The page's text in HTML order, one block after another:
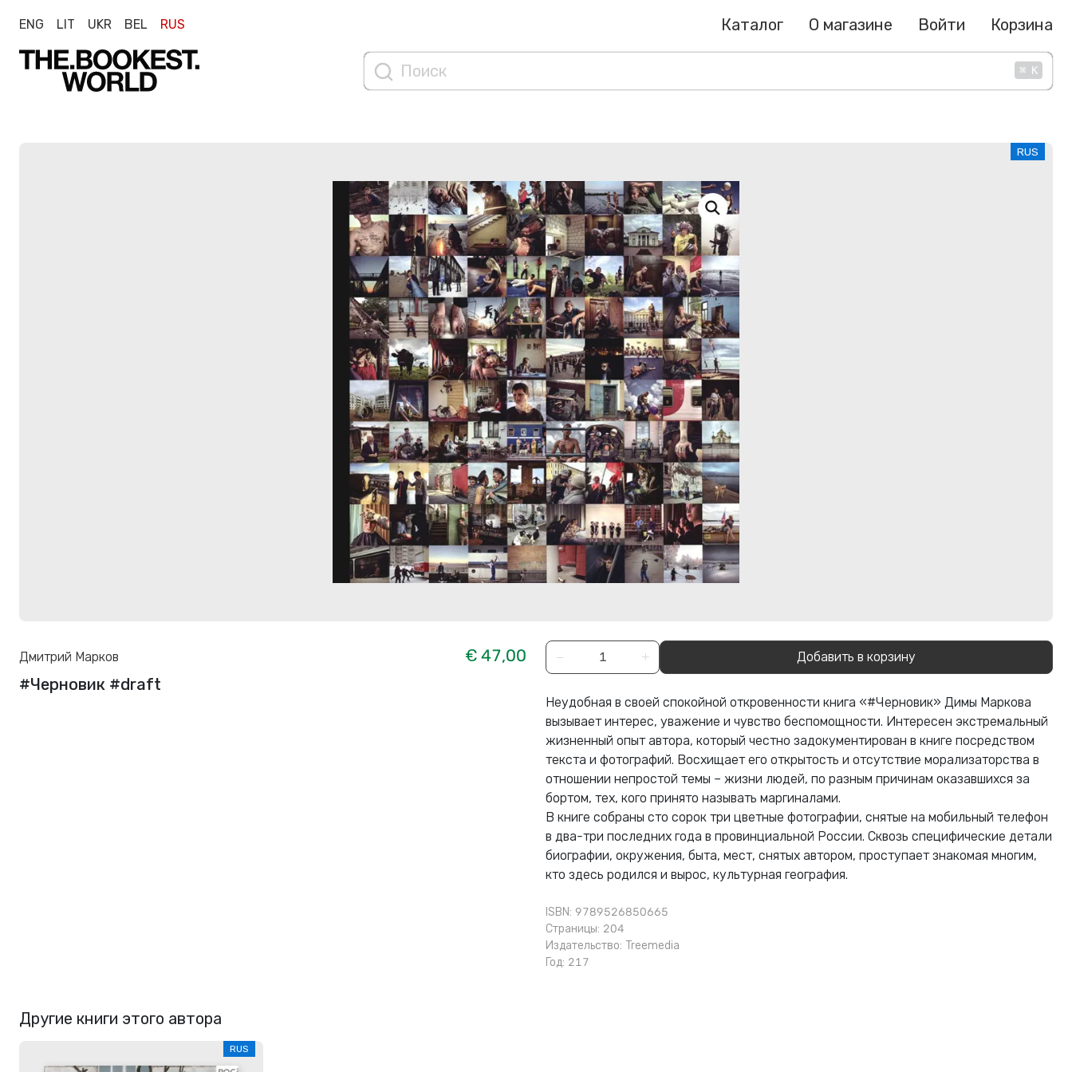
ENG LIT UKR BEL RUS Каталог О магазине Войти Корзина
⌘ K
RUS
Дмитрий Марков
€ 47,00
#Черновик #draft
− + Добавить в корзину
Неудобная в своей спокойной откровенности книга «#Черновик» Димы Маркова
вызывает интерес, уважение и чувство беспомощности. Интересен экстремальный
жизненный опыт автора, который честно задокументирован в книге посредством
текста и фотографий. Восхищает его открытость и отсутствие морализаторства в
отношении непростой темы – жизни людей, по разным причинам оказавшихся за
бортом, тех, кого принято называть маргиналами.
В книге собраны сто сорок три цветные фотографии, снятые на мобильный телефон
в два-три последних года в провинциальной России. Сквозь специфические детали
биографии, окружения, быта, мест, снятых автором, проступает знакомая многим,
кто здесь родился и вырос, культурная география.
ISBN: 9789526850665
Страницы: 204
Издательство: Treemedia
Год: 217
Другие книги этого автора
RUS